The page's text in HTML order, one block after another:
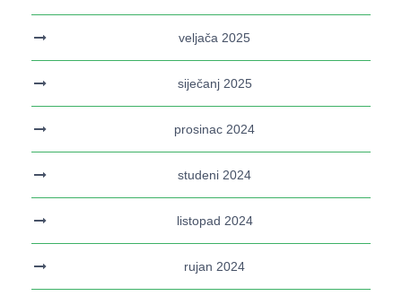
veljača 2025
siječanj 2025
prosinac 2024
studeni 2024
listopad 2024
rujan 2024